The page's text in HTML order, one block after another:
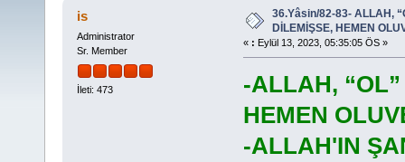
OLUVERİR(YARATILIR) (Okunma sayısı 19673 defa)
is
Administrator
Sr. Member
İleti: 473
36.Yâsin/82-83- ALLAH,
DİLEMİŞSE, HEMEN
« : Eylül 13, 2023, 05:35:05 ÖS »
-ALLAH,
HEMEN
-ALLAH'IN